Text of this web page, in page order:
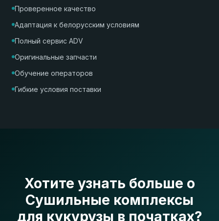
Проверенное качество
Адаптация к белорусским условиям
Полный сервис ADV
Оригинальные запчасти
Обучение операторов
Гибкие условия поставки
Хотите узнать больше о
Сушильные комплексы
для кукурузы в початках?